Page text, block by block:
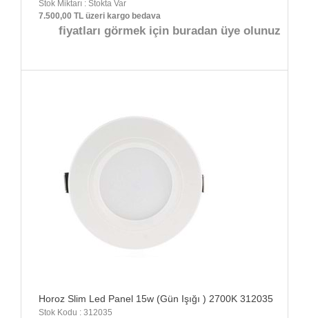
Stok Miktarı : Stokta Var
7.500,00 TL üzeri kargo bedava
fiyatları görmek için buradan üye olunuz
Horoz Slim Led Panel 15w (Gün Işığı ) 2700K 312035
Stok Kodu : 312035